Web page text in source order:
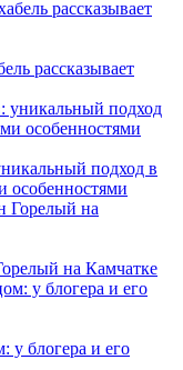
рассказывает
подход в
особенностями
на Камчатке
у блогера и его